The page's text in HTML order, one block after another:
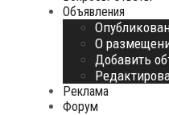
Объявления
О
Добавить
Реклама
Форум